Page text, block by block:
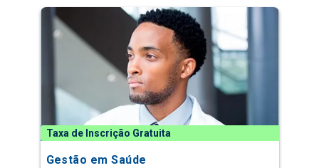
Taxa de Inscrição Gratuita
Gestão em Saúde